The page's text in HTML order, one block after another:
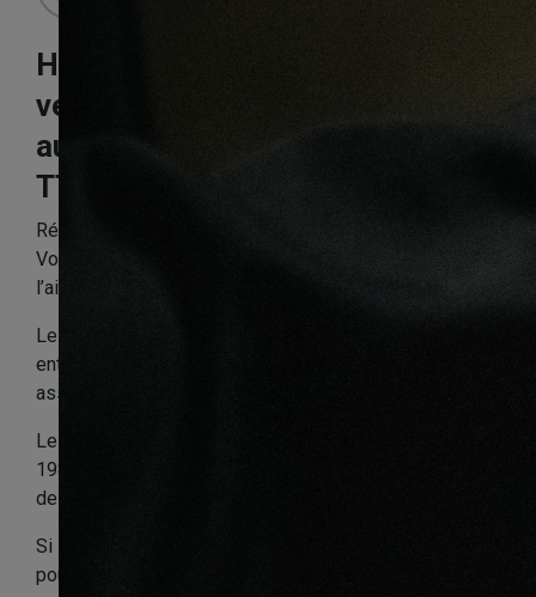
Haro chêne
veneto miel
authentic mât
TT200 aqua
Référence:
Vous cherchez un revêtement de sol résistant et dans
l’air du temps ?
Les sols stratifiés à clipser, aussi faciles à poser qu’à
entretenir, cochent toutes les cases. La vie est déjà
assez compliquée comme ça !
Le sol stratifié existe depuis le milieu des années
1980. Aujourd'hui encore, il est le symbole d'un mode
de vie durable et moderne, sans prise de tête.
Si les sols stratifiés sont si appréciés, c'est avant tout
pour leur robustesse et leur polyvalence.